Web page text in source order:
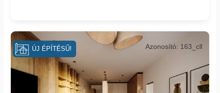
Azonosító: 163_cll
ÚJ ÉPÍTÉSŰ!